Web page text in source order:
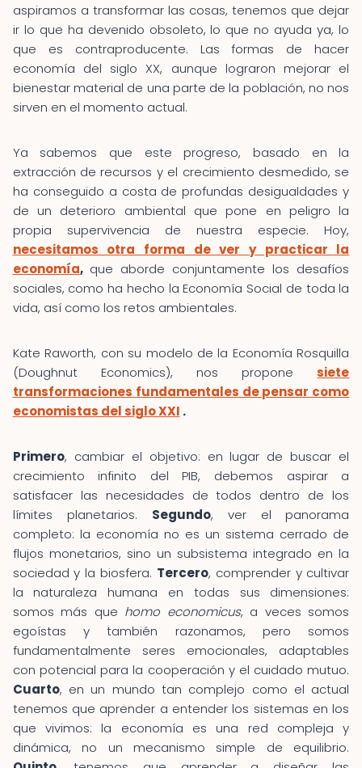
aspiramos a transformar las cosas, tenemos que dejar
ir lo que ha devenido obsoleto, lo que no ayuda ya, lo
que es contraproducente. Las formas de hacer
economía del siglo XX, aunque lograron mejorar el
bienestar material de una parte de la población, no nos
sirven en el momento actual.
Ya sabemos que este progreso, basado en la
extracción de recursos y el crecimiento desmedido, se
ha conseguido a costa de profundas desigualdades y
de un deterioro ambiental que pone en peligro la
propia supervivencia de nuestra especie. Hoy,
necesitamos otra forma de ver y practicar la
economía, que aborde conjuntamente los desafíos
sociales, como ha hecho la Economía Social de toda la
vida, así como los retos ambientales.
Kate Raworth, con su modelo de la Economía Rosquilla
(Doughnut Economics), nos proponesiete
transformaciones fundamentales de pensar como
economistas del siglo XXI .
Primero, cambiar el objetivo: en lugar de buscar el
crecimiento infinito del PIB, debemos aspirar a
satisfacer las necesidades de todos dentro de los
límites planetarios. Segundo, ver el panorama
completo: la economía no es un sistema cerrado de
flujos monetarios, sino un subsistema integrado en la
sociedad y la biosfera. Tercero, comprender y cultivar
la naturaleza humana en todas sus dimensiones:
somos más que homo economicus, a veces somos
egoístas y también razonamos, pero somos
fundamentalmente seres emocionales, adaptables
con potencial para la cooperación y el cuidado mutuo.
Cuarto, en un mundo tan complejo como el actual
tenemos que aprender a entender los sistemas en los
que vivimos: la economía es una red compleja y
dinámica, no un mecanismo simple de equilibrio.